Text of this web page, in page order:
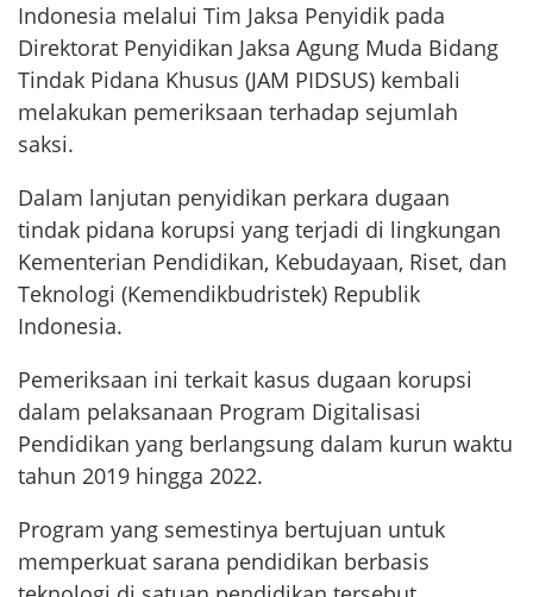
Indonesia melalui Tim Jaksa Penyidik pada
Direktorat Penyidikan Jaksa Agung Muda Bidang
Tindak Pidana Khusus (JAM PIDSUS) kembali
melakukan pemeriksaan terhadap sejumlah
saksi.
Dalam lanjutan penyidikan perkara dugaan
tindak pidana korupsi yang terjadi di lingkungan
Kementerian Pendidikan, Kebudayaan, Riset, dan
Teknologi (Kemendikbudristek) Republik
Indonesia.
Pemeriksaan ini terkait kasus dugaan korupsi
dalam pelaksanaan Program Digitalisasi
Pendidikan yang berlangsung dalam kurun waktu
tahun 2019 hingga 2022.
Program yang semestinya bertujuan untuk
memperkuat sarana pendidikan berbasis